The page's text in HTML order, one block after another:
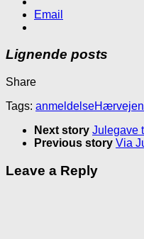
Email
Lignende posts
Share
Tags: anmeldelseHærvejen
Next story Julegave
Previous story Via
Leave a Reply